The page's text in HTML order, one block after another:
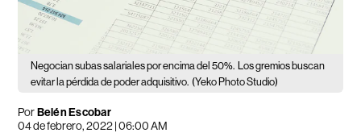
Negocian subas salariales por encima del 50%.
Los gremios buscan
evitar la pérdida de poder adquisitivo. (Yeko Photo Studio)
PorBelén Escobar
04 de febrero, 2022 | 06:00 AM